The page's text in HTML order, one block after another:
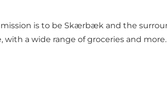
is to be Skærbæk and the
a wide range of groceries and more.